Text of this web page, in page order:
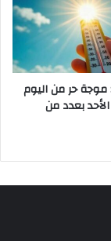
موجة حر من اليوم
بعدد من